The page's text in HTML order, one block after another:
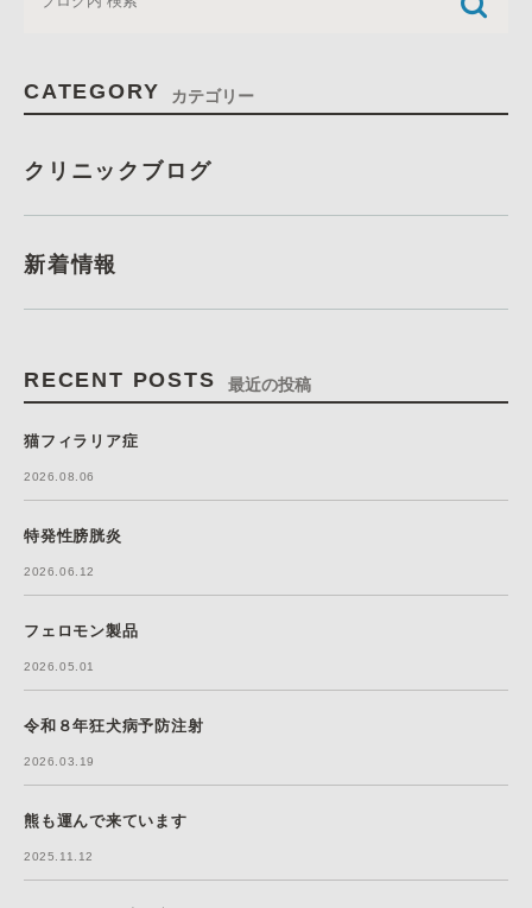
CATEGORY カテゴリー
クリニックブログ
新着情報
RECENT POSTS 最近の投稿
猫フィラリア症
2026.08.06
特発性膀胱炎
2026.06.12
フェロモン製品
2026.05.01
令和８年狂犬病予防注射
2026.03.19
熊も運んで来ています
2025.11.12